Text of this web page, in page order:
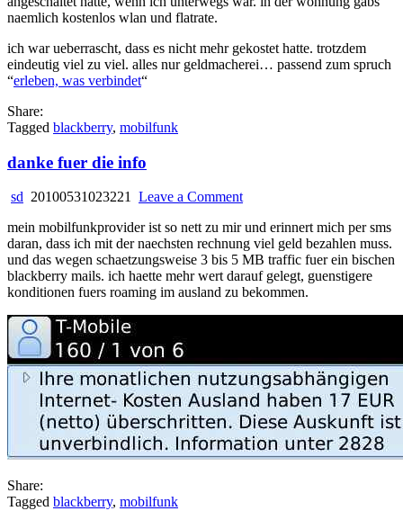
naemlich kostenlos wlan und flatrate.
ich war ueberrascht, dass es nicht mehr gekostet hatte. trotzdem
eindeutig viel zu viel. alles nur geldmacherei… passend zum spruch
“erleben, was verbindet“
Share:
Tagged blackberry, mobilfunk
danke fuer die info
sd 20100531023221 Leave a Commenton
fuer
die
info
mein mobilfunkprovider ist so nett zu mir und erinnert mich per sms
daran, dass ich mit der naechsten rechnung viel geld bezahlen muss.
und das wegen schaetzungsweise 3 bis 5 MB traffic fuer ein bischen
blackberry mails. ich haette mehr wert darauf gelegt, guenstigere
konditionen fuers roaming im ausland zu bekommen.
Share:
Tagged blackberry, mobilfunk